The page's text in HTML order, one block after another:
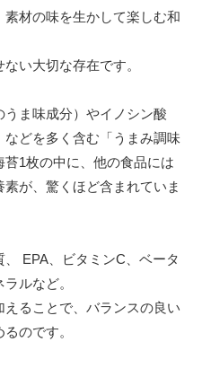
素材の味を生かして楽しむ和
い大切な存在です。
ま味成分）やイノシン酸
などを多く含む「うまみ調味
1枚の中に、他の食品には
素が、驚くほど含まれていま
EPA、ビタミンC、ベータ
ルなど。
ることで、バランスの良い
のです。